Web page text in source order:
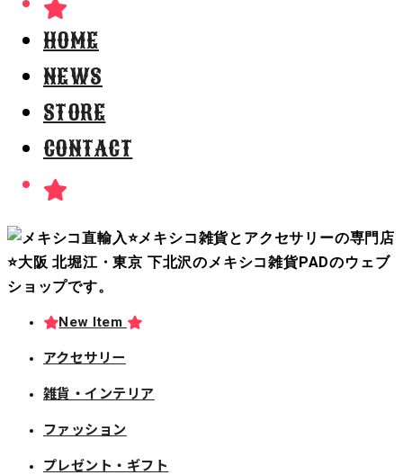
HOME
NEWS
STORE
CONTACT
New Item
アクセサリー
雑貨・インテリア
ファッション
プレゼント・ギフト